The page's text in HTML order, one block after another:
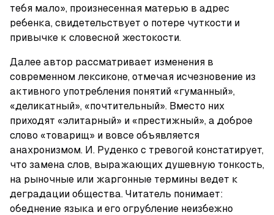
тебя мало», произнесенная матерью в адрес
ребенка, свидетельствует о потере чуткости и
привычке к словесной жестокости.
Далее автор рассматривает изменения в
современном лексиконе, отмечая исчезновение из
активного употребления понятий «гуманный»,
«деликатный», «почтительный». Вместо них
приходят «элитарный» и «престижный», а доброе
слово «товарищ» и вовсе объявляется
анахронизмом. И. Руденко с тревогой констатирует,
что замена слов, выражающих душевную тонкость,
на рыночные или жаргонные термины ведет к
деградации общества. Читатель понимает:
обеднение языка и его огрубление неизбежно